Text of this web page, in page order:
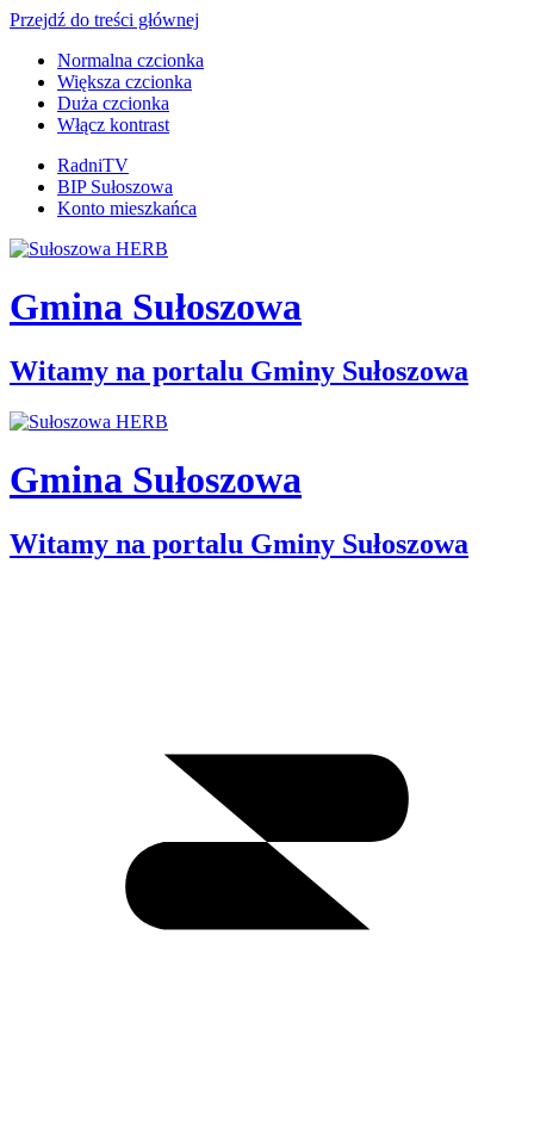
Przejdź do treści głównej
Normalna czcionka
Większa czcionka
Duża czcionka
Włącz kontrast
RadniTV
BIP Sułoszowa
Konto mieszkańca
Gmina Sułoszowa
Witamy na portalu Gminy Sułoszowa
Gmina Sułoszowa
Witamy na portalu Gminy Sułoszowa